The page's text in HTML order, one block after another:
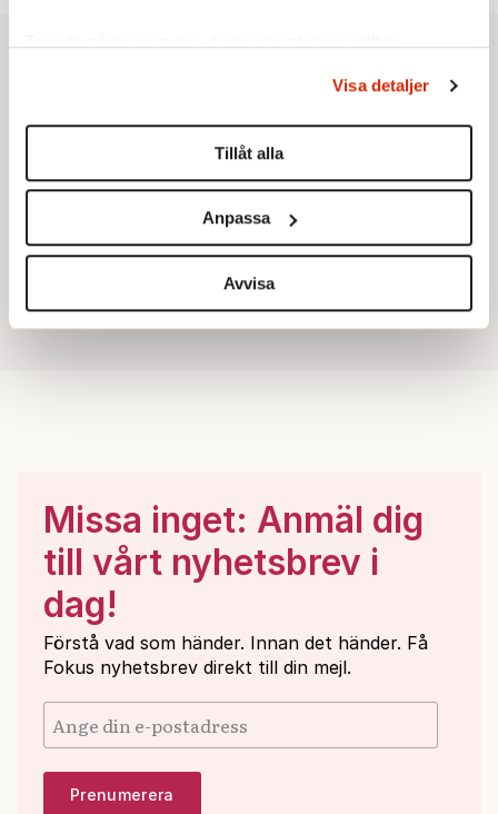
Du kan ändra eller dra tillbaka ditt samtycke när som
helst från cookie-förklaringen.
Vi använder enhetsidentifierare för att anpassa innehållet
för sociala medier och analysera vår trafik. Vi
vidarebefordrar även sådana identifierare och annan
information från din enhet till de sociala medier och
annons- och analysföretag som vi samarbetar med.
Dessa kan i sin tur kombinera informationen med annan
Visa detaljer
Tillåt alla
Anpassa
Avvisa
Missa inget: Anmäl dig
till vårt nyhetsbrev i
dag!
Förstå vad som händer. Innan det händer. Få
Fokus nyhetsbrev direkt till din mejl.